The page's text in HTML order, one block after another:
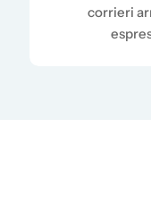
corrieri